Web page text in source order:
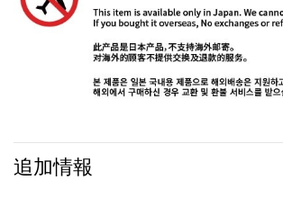
追加情報